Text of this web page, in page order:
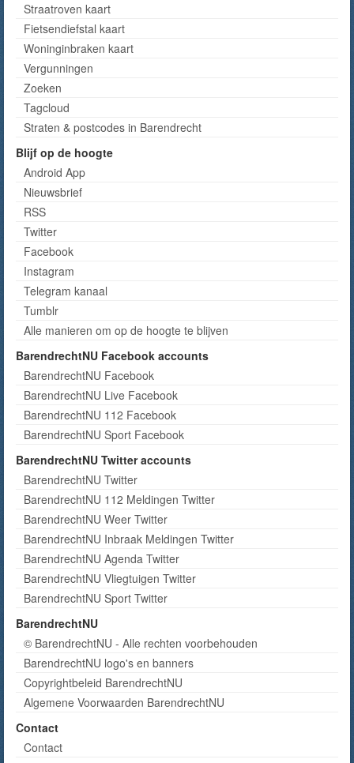
Straatroven kaart
Fietsendiefstal kaart
Woninginbraken kaart
Vergunningen
Zoeken
Tagcloud
Straten & postcodes in Barendrecht
Blijf op de hoogte
Android App
Nieuwsbrief
RSS
Twitter
Facebook
Instagram
Telegram kanaal
Tumblr
Alle manieren om op de hoogte te blijven
BarendrechtNU Facebook accounts
BarendrechtNU Facebook
BarendrechtNU Live Facebook
BarendrechtNU 112 Facebook
BarendrechtNU Sport Facebook
BarendrechtNU Twitter accounts
BarendrechtNU Twitter
BarendrechtNU 112 Meldingen Twitter
BarendrechtNU Weer Twitter
BarendrechtNU Inbraak Meldingen Twitter
BarendrechtNU Agenda Twitter
BarendrechtNU Vliegtuigen Twitter
BarendrechtNU Sport Twitter
BarendrechtNU
© BarendrechtNU - Alle rechten voorbehouden
BarendrechtNU logo's en banners
Copyrightbeleid BarendrechtNU
Algemene Voorwaarden BarendrechtNU
Contact
Contact